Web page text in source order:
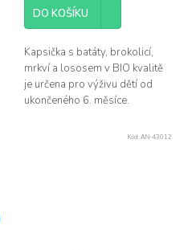
DO KOŠÍKU
Kapsička s batáty, brokolicí,
mrkví a lososem v BIO kvalitě
je určena pro výživu dětí od
ukončeného 6. měsíce.
Kód: AN-43012